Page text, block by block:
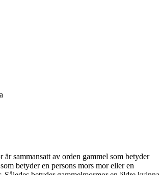
är sammansatt av orden gammel som betyder
betyder en persons mors mor eller en